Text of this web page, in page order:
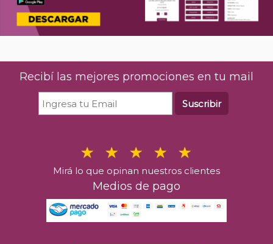
Recibí las mejores promociones en tu mail
Suscribir
Mirá lo que opinan nuestros clientes
Medios de pago